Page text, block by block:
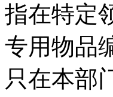
指在特定
专用物品
只在本部